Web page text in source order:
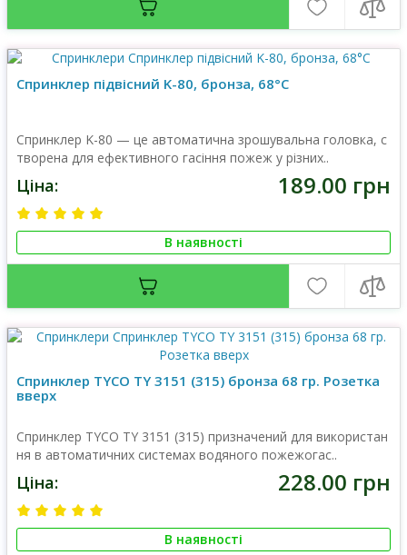
Спринклер підвісний K-80, бронза, 68°C
Спринклер K-80 — це автоматична зрошувальна головка, с
творена для ефективного гасіння пожеж у різних..
Ціна: 189.00 грн
В наявності
Спринклер TYCO TY 3151 (315) бронза 68 гр. Розетка
вверх
Спринклер TYCO TY 3151 (315) призначений для використан
ня в автоматичних системах водяного пожежогас..
Ціна: 228.00 грн
В наявності